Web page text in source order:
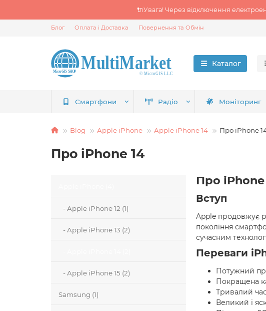
🔌Увага! Через відключення
Блог Оплата і Доставка Повернення та Обмін
Каталог
Смартфони Радіо Моніторинг
Blog Apple iPhone Apple iPhone 14 Про iPhone
Про iPhone 14
- Apple iPhone 12 (1)
- Apple iPhone 13 (2)
- Apple iPhone 15 (2)
Samsung (1)
Про iPhone
Вступ
Apple продовжує
покоління
сучасним
Переваги
Потужний
Покращена
Тривалий
Великий і